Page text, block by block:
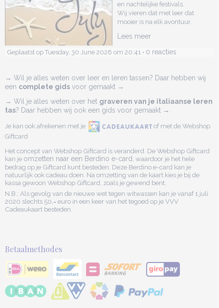
en nachtelijke festivals.
Wij vieren dat met leer dat
mooier is na elk avontuur.
Lees meer
Geplaatst op Tuesday, 30 June 2026 om 20:41 • 0 reacties
→ Wil je alles weten over leer en leren tassen? Daar hebben wij
een complete gids voor gemaakt →
→ Wil je alles weten over het graveren van je italiaanse leren
tas? Daar hebben wij ook een gids voor gemaakt →
Je kan ook afrekenen met je
of met de Webshop
Giftcard
Het concept van Webshop Giftcard is veranderd. De Webshop Giftcard
kan je omzetten naar een Berdino e-card, waardoor je het hele
bedrag op je Giftcard kunt besteden. Deze Berdino e-card kan je
natuurlijk ook cadeau doen. Na omzetting van de kaart kies je bij de
kassa gewoon Webshop Giftcard, zoals je gewend bent.
N.B.: Als gevolg van de nieuwe wet tegen witwassen kan je vanaf 1 juli
2020 slechts 50,= euro in een keer van het tegoed op je VVV
Cadeaukaart besteden.
Betaalmethodes